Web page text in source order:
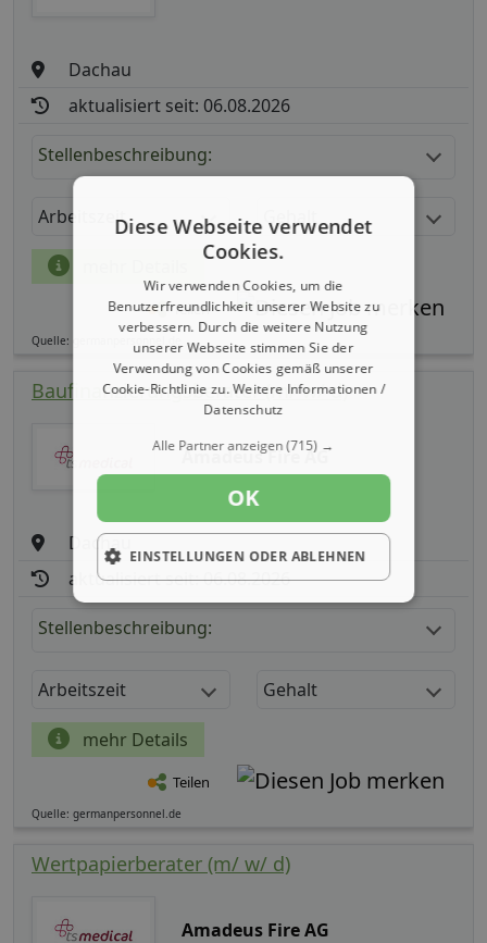
Dachau
aktualisiert seit: 06.08.2026
Stellenbeschreibung:
Arbeitszeit
Teilen
Quelle: germanpersonnel.de
Baufinanzierungsberater (m/ w/ d)
Amadeus Fire AG
Dachau
aktualisiert seit: 06.08.2026
Stellenbeschreibung:
Arbeitszeit Gehalt
mehr Details
Teilen
Quelle: germanpersonnel.de
Wertpapierberater (m/ w/ d)
Amadeus Fire AG
Diese Webseite verwendet
Cookies.
Wir verwenden Cookies, um die
Benutzerfreundlichkeit unserer Website zu
verbessern. Durch die weitere Nutzung
unserer Webseite stimmen Sie der
Verwendung von Cookies gemäß unserer
Cookie-Richtlinie zu.Weitere Informationen /
Datenschutz
Alle Partner anzeigen(715) →
OK
EINSTELLUNGEN ODER ABLEHNEN